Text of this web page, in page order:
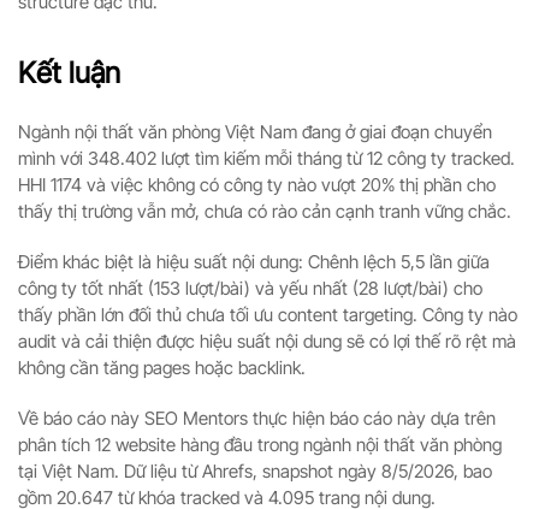
Kết luận
Ngành nội thất văn phòng Việt Nam đang ở giai đoạn chuyển
mình với 348.402 lượt tìm kiếm mỗi tháng từ 12 công ty tracked.
HHI 1174 và việc không có công ty nào vượt 20% thị phần cho
thấy thị trường vẫn mở, chưa có rào cản cạnh tranh vững chắc.
Điểm khác biệt là hiệu suất nội dung: Chênh lệch 5,5 lần giữa
công ty tốt nhất (153 lượt/bài) và yếu nhất (28 lượt/bài) cho
thấy phần lớn đối thủ chưa tối ưu content targeting. Công ty nào
audit và cải thiện được hiệu suất nội dung sẽ có lợi thế rõ rệt mà
không cần tăng pages hoặc backlink.
Về báo cáo này SEO Mentors thực hiện báo cáo này dựa trên
phân tích 12 website hàng đầu trong ngành nội thất văn phòng
tại Việt Nam. Dữ liệu từ Ahrefs, snapshot ngày 8/5/2026, bao
gồm 20.647 từ khóa tracked và 4.095 trang nội dung.